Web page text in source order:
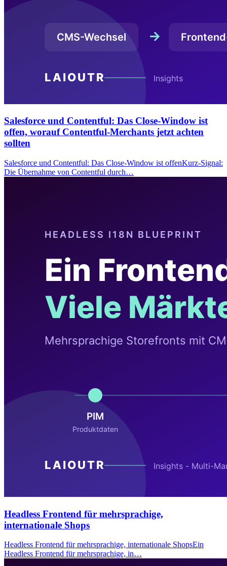
Salesforce und Contentful: Das Close-Window ist
offen, worauf Contentful-Merchants jetzt achten
sollten
Salesforce und Contentful: Das Close-Window ist offenKurz-Signal:
Die Übernahme von Contentful durch…
Headless Frontend für mehrsprachige,
internationale Shops
Headless Frontend für mehrsprachige, internationale ShopsEin
Headless Frontend für mehrsprachige, in…